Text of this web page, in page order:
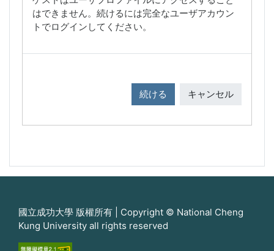
はできません。続けるには完全なユーザアカウン
トでログインしてください。
続ける キャンセル
國立成功大學 版權所有 | Copyright © National Cheng
Kung University all rights reserved